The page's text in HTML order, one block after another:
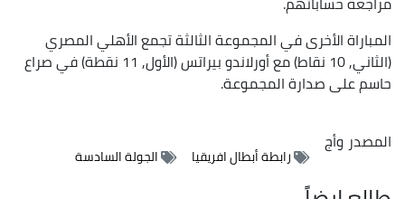
المباراة الأخرى في المجموعة الثالثة تجمع الأهلي المصري
(الثاني, 10 نقاط) مع أورلاندو بيراتس (الأول, 11 نقطة) في صراع
حاسم على صدارة المجموعة.
المصدروأج
رابطة أبطال افريقيا الجولة السادسة